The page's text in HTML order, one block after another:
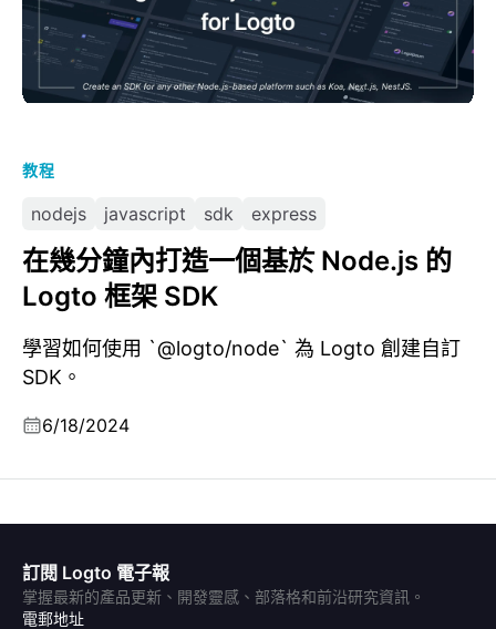
教程
nodejs javascript sdk express
在幾分鐘內打造一個基於 Node.js 的
Logto 框架 SDK
學習如何使用 `@logto/node` 為 Logto 創建自訂
SDK。
6/18/2024
訂閱 Logto 電子報
掌握最新的產品更新、開發靈感、部落格和前沿研究資訊。
電郵地址